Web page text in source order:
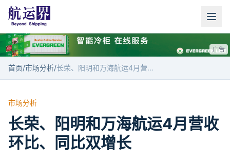
广告
首页/市场分析/ 长荣、阳明和万海航运4月营收环比、同比双增长
市场分析
长荣、阳明和万海航运4月营收
环比、同比双增长